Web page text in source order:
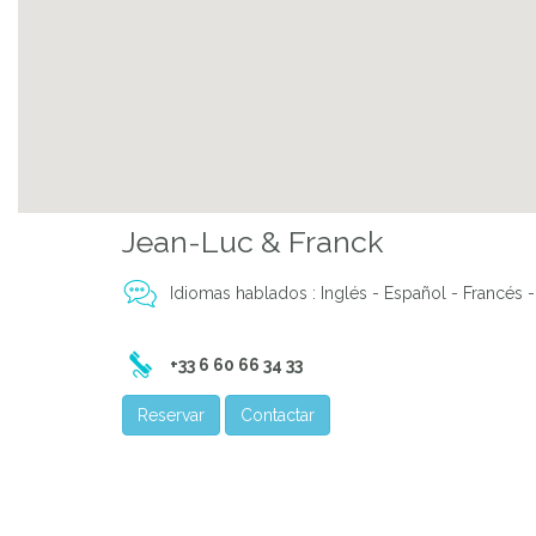
Jean-Luc & Franck
Idiomas hablados : Inglés - Español - Francés -
+33 6 60 66 34 33
Reservar Contactar